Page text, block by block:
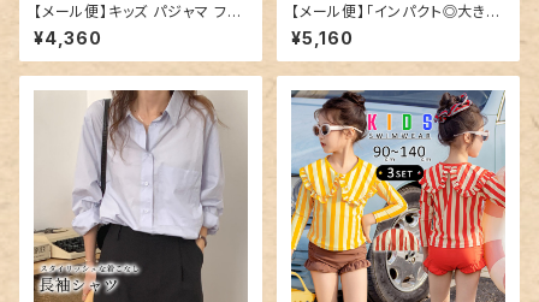
【メール便】キッズ パジャマ フリ
ル 長袖 女の子／roomwear2
62
¥4,360
【メール便】「インパクト◎大き目
ポケット」デニム ミニスカート 韓
国ファッション デニムスカート ミ
ニ／skirt070
¥5,160